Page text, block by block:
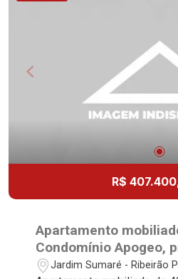
Locação e Lançamentos! Avenida João Fiúsa,
R$
Apartamento
Condomínio Apogeo,
Avenida Professor
Jardim Sumaré - Ribeirão